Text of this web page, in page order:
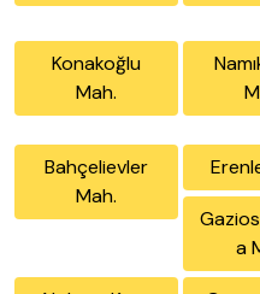
Konakoğlu
Mah.
Bahçelievler
Mah.
a